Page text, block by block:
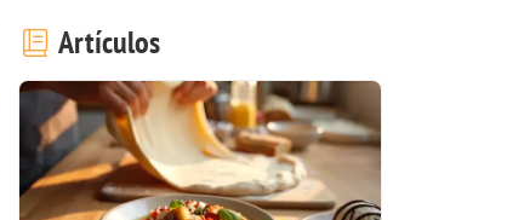
Artículos